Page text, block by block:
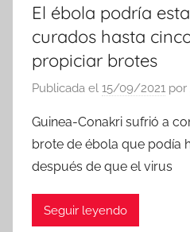
El ébola podría
curados hasta
propiciar brotes
Publicada el 15/09/2021 por
Guinea-Conakri sufrió a
brote de ébola que podía
después de que el virus
Seguir leyendo